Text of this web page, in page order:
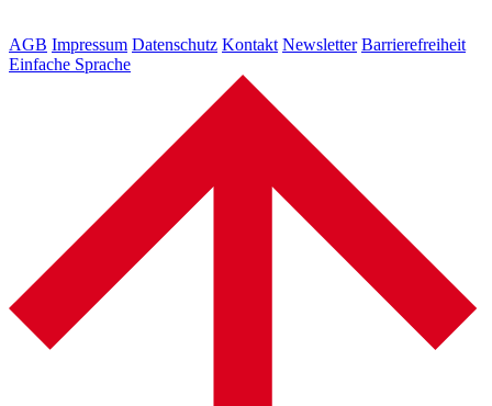
AGB Impressum Datenschutz Kontakt Newsletter Barrierefreiheit
Einfache Sprache